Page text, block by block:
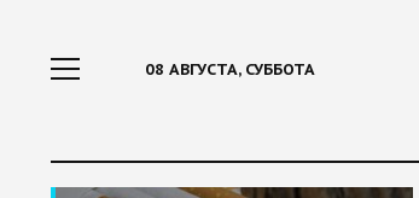
08 АВГУСТА, СУББОТА